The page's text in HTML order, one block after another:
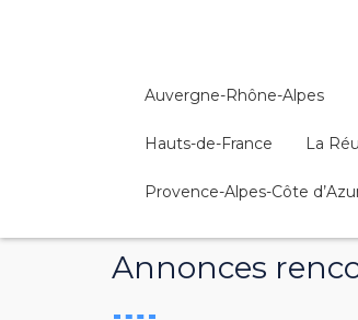
Auvergne-Rhône-Alpes
Hauts-de-France La
Provence-Alpes-Côte
Annonces